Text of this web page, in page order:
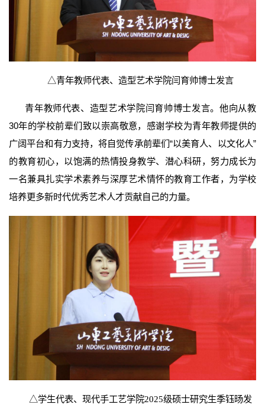
△青年教师代表、造型艺术学院闫育帅博士发言
青年教师代表、造型艺术学院闫育帅博士发言。他向从教
30年的学校前辈们致以崇高敬意，感谢学校为青年教师提供的
广阔平台和有力支持，将自觉传承前辈们“以美育人、以文化人”
的教育初心，以饱满的热情投身教学、潜心科研，努力成长为
一名兼具扎实学术素养与深厚艺术情怀的教育工作者，为学校
培养更多新时代优秀艺术人才贡献自己的力量。
△学生代表、现代手工艺学院2025级硕士研究生季钰旸发